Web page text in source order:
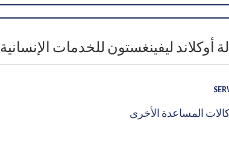
أوكلاند ليفينغستون للخدمات الإنسانية
المساعدة الأخرى